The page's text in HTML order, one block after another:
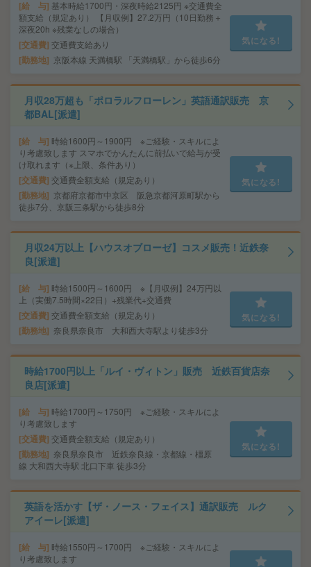
給 与 基本時給1700円・深夜時給2125円 ※交通費全
額支給（規定あり） 【月収例】27.2万円（10日勤務＋
深夜20h ※残業なしの場合）
交通費 交通費支給あり
勤務地 京阪本線 天満橋駅 「天満橋駅」から徒歩6分
気になる!
月収28万超も「ポロラルフローレン」英語通訳販売 京
都BAL[派遣]
給 与 時給1600円～1900円 ※ご経験・スキルによ
り考慮致します スマホでかんたんに前払いで給与が受
け取れます（※上限、条件あり）
交通費 交通費全額支給（規定あり）
勤務地
京都府京都市中京区 阪急京都河原町駅から
徒歩7分、京阪三条駅から徒歩8分
気になる!
月収24万以上【ハウスオブローゼ】コスメ販売！近鉄奈
良[派遣]
給 与 時給1500円～1600円 ※【月収例】24万円以
上（実働7.5時間×22日）+残業代+交通費
交通費 交通費全額支給（規定あり）
勤務地 奈良県奈良市 大和西大寺駅より徒歩3分
気になる!
時給1700円以上「ルイ・ヴィトン」販売 近鉄百貨店奈
良店[派遣]
給 与 時給1700円～1750円 ※ご経験・スキルによ
り考慮致します
交通費 交通費全額支給（規定あり）
勤務地
奈良県奈良市 近鉄奈良線・京都線・橿原
線 大和西大寺駅 北口下車 徒歩3分
気になる!
英語を活かす【ザ・ノース・フェイス】通訳販売 ルク
アイーレ[派遣]
給 与 時給1550円～1700円 ※ご経験・スキルによ
り考慮致します